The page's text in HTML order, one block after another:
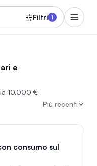
Filtri 1
e
10.000 €
Più recenti
consumo sul